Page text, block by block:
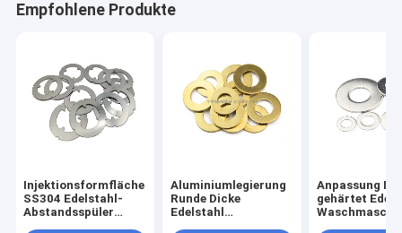
Empfohlene Produkte
Injektionsformfläche
SS304 Edelstahl-
Abstandsspüler
Aluminiumlegierung
Runde Dicke
Edelstahl
Anpassung
gehärtet